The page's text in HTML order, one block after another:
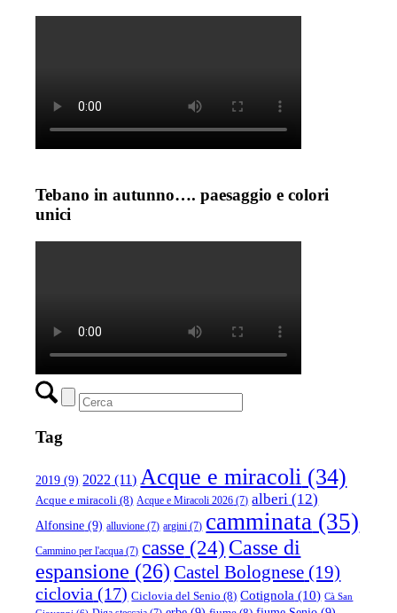
Tebano in autunno…. paesaggio e colori
unici
Tag
2019 (9) 2022 (11) Acque e miracoli (34)
Acque e miracoli (8) Acque e Miracoli 2026 (7) alberi (12)
Alfonsine (9) alluvione (7) argini (7) camminata (35)
Cammino per l'acqua (7) casse (24) Casse di
espansione (26) Castel Bolognese (19)
ciclovia (17) Ciclovia del Senio (8) Cotignola (10) Cà San